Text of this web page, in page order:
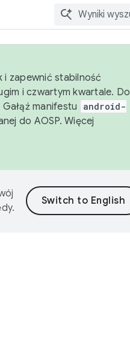
zapewnić stabilność
i czwartym kwartale. Do
Gałąź manifestu
android-
do AOSP. Więcej